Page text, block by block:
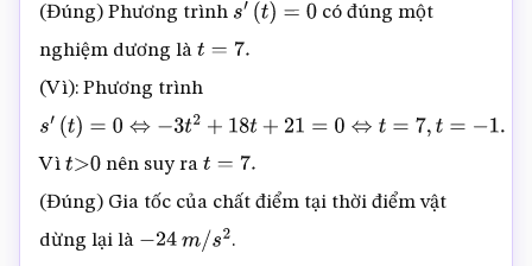
(Đúng) Phương trình s′ t)= 0
có đúng một
nghiệm dương là t =7.
(Vì): Phương trình
s′
(t ) =0⇔ −3t2 +18 t+ 21 = ⇔
Vì t> 0 nên suy ra t=7.
(Đúng) Gia tốc của chất điểm tại thời điểm vật
dừng lại là
24 m/ s2 .